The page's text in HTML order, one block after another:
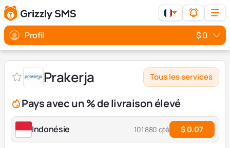
Profil $ 0
Prakerja Tous les services
Pays avec un % de livraison élevé
Indonésie 101 880 qté $ 0.07